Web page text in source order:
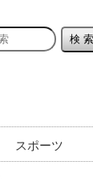
スポーツ